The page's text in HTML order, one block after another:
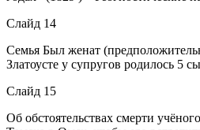
Слайд 14
Семья Был женат
Златоусте у супругов родилось 5
Слайд 15
Об обстоятельствах смерти